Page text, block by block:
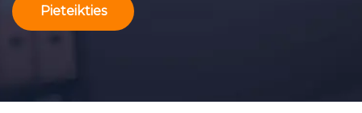
Pieteikties